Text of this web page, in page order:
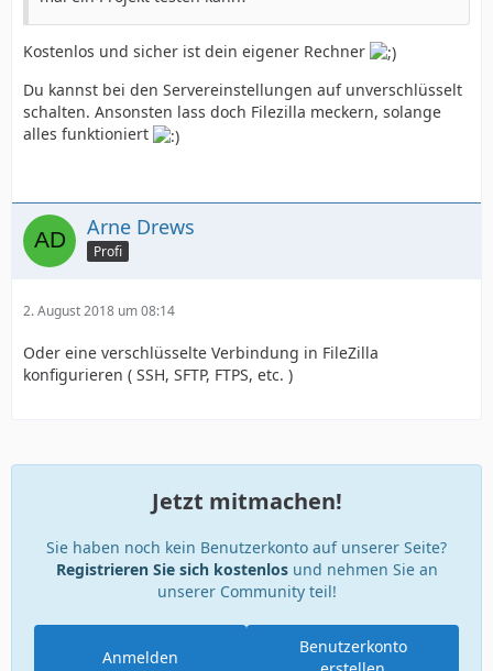
Kostenlos und sicher ist dein eigener Rechner
Du kannst bei den Servereinstellungen auf unverschlüsselt
schalten. Ansonsten lass doch Filezilla meckern, solange
alles funktioniert
Arne Drews
Profi
2. August 2018 um 08:14
Oder eine verschlüsselte Verbindung in FileZilla
konfigurieren ( SSH, SFTP, FTPS, etc. )
Jetzt mitmachen!
Sie haben noch kein Benutzerkonto auf unserer Seite?
Registrieren Sie sich kostenlosund nehmen Sie an
unserer Community teil!
Benutzerkonto
Anmelden